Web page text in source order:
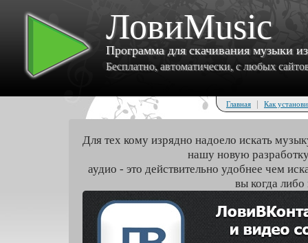
ЛовиMusic
Программа для скачивания музыки
Бесплатно, автоматически, с любых
Главная | Как
Для тех кому изрядно надоело искать
нашу новую
аудио - это действительно удобнее чем
вы когда либо